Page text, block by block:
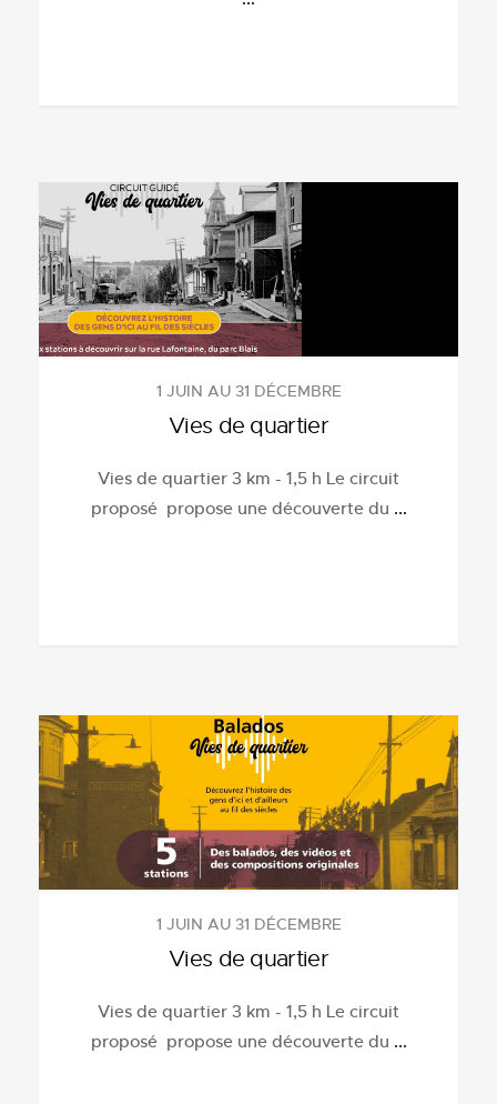
1 JUIN AU 31 DÉCEMBRE
Vies de quartier
Vies de quartier 3 km - 1,5 h Le circuit
proposé propose une découverte du ...
1 JUIN AU 31 DÉCEMBRE
Vies de quartier
Vies de quartier 3 km - 1,5 h Le circuit
proposé propose une découverte du ...